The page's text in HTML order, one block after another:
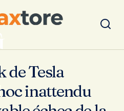
Charger.
de Tesla
inattendu